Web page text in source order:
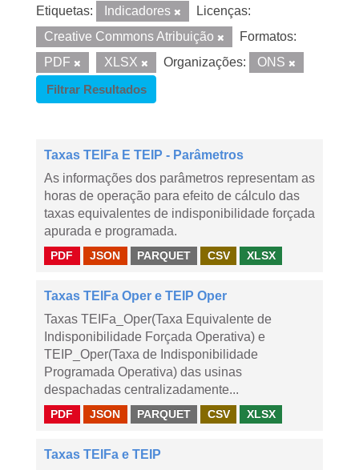
Etiquetas: Indicadores
Licenças:
Creative Commons Atribuição
Formatos:
PDF
XLSX Organizações:
ONS
Filtrar Resultados
Taxas TEIFa E TEIP - Parâmetros
As informações dos parâmetros representam as
horas de operação para efeito de cálculo das
taxas equivalentes de indisponibilidade forçada
apurada e programada.
PDF JSON PARQUET CSV XLSX
Taxas TEIFa Oper e TEIP Oper
Taxas TEIFa_Oper(Taxa Equivalente de
Indisponibilidade Forçada Operativa) e
TEIP_Oper(Taxa de Indisponibilidade
Programada Operativa) das usinas
despachadas centralizadamente...
PDF JSON PARQUET CSV XLSX
Taxas TEIFa e TEIP